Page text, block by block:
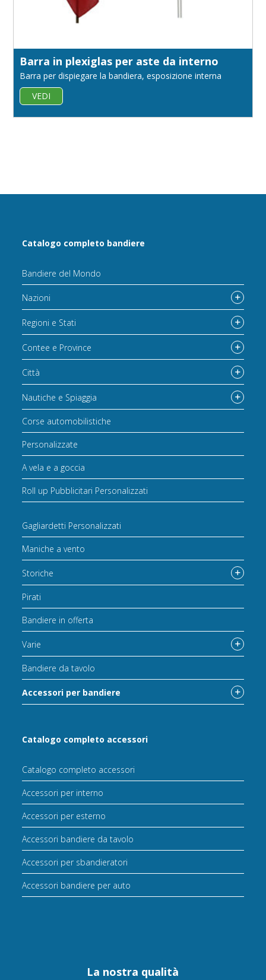
Barra in plexiglas per aste da interno
Barra per dispiegare la bandiera, esposizione interna
VEDI
Catalogo completo bandiere
Bandiere del Mondo
Nazioni
Regioni e Stati
Contee e Province
Città
Nautiche e Spiaggia
Corse automobilistiche
Personalizzate
A vela e a goccia
Roll up Pubblicitari Personalizzati
Gagliardetti Personalizzati
Maniche a vento
Storiche
Pirati
Bandiere in offerta
Varie
Bandiere da tavolo
Accessori per bandiere
Catalogo completo accessori
Catalogo completo accessori
Accessori per interno
Accessori per esterno
Accessori bandiere da tavolo
Accessori per sbandieratori
Accessori bandiere per auto
La nostra qualità